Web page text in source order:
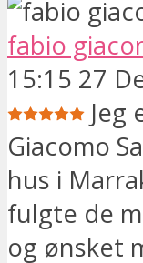
fabio
15:15 27
Jeg
Giacomo
hus i
fulgte de
og ønsket